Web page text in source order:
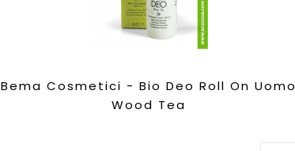
Bema Cosmetici - Bio Deo Roll On Uomo
Wood Tea